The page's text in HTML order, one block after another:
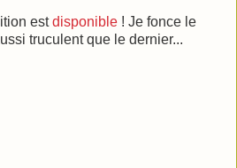
estdisponible ! Je fonce le
truculent que le dernier...